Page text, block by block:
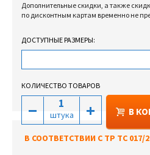
Дополнительные скидки, а также
по дисконтным картам временно не
ДОСТУПНЫЕ РАЗМЕРЫ:
КОЛИЧЕСТВО ТОВАРОВ
штука В
В СООТВЕТСТВИИ С ТР ТС 017/